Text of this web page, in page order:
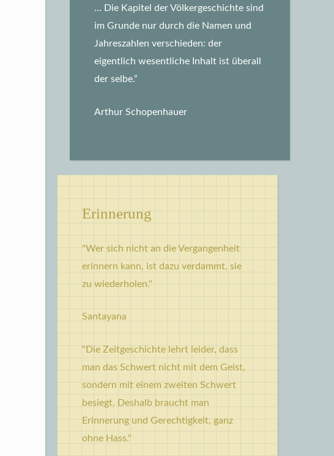
… Die Kapitel der Völkergeschichte sind
im Grunde nur durch die Namen und
Jahreszahlen verschieden: der
eigentlich wesentliche Inhalt ist überall
der selbe.“
Arthur Schopenhauer
Erinnerung
"Wer sich nicht an die Vergangenheit
erinnern kann, ist dazu verdammt, sie
zu wiederholen."
Santayana
"Die Zeitgeschichte lehrt leider, dass
man das Schwert nicht mit dem Geist,
sondern mit einem zweiten Schwert
besiegt. Deshalb braucht man
Erinnerung und Gerechtigkeit, ganz
ohne Hass."